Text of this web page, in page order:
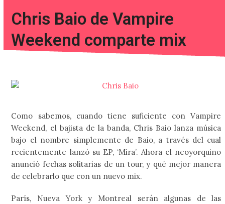
Chris Baio de Vampire
Weekend comparte mix
Como sabemos, cuando tiene suficiente con Vampire
Weekend, el bajista de la banda, Chris Baio lanza música
bajo el nombre simplemente de Baio, a través del cual
recientemente lanzó su EP, ‘Mira’. Ahora el neoyorquino
anunció fechas solitarias de un tour, y qué mejor manera
de celebrarlo que con un nuevo mix.
París, Nueva York y Montreal serán algunas de las